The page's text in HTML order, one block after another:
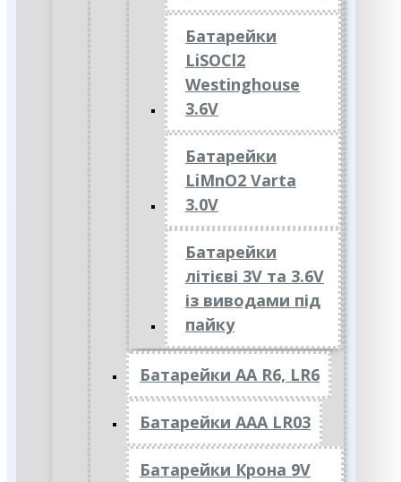
Батарейки
LiSOCl2
Westinghouse
3.6V
Батарейки
LiMnO2 Varta
3.0V
Батарейки
літієві 3V та 3.6V
із виводами під
пайку
Батарейки АА R6, LR6
Батарейки АAА LR03
Батарейки Крона 9V